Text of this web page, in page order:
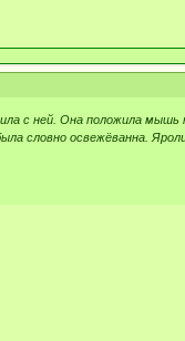
с ней. Она положила мышь
словно освежёванна.